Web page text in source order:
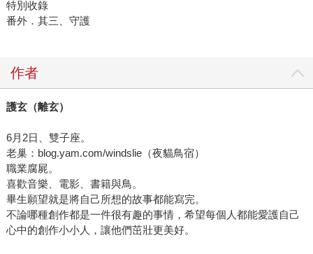
特別收錄
番外．其三、守護
作者
護玄（離玄）
6月2日、雙子座。
老巢：blog.yam.com/windslie（夜貓鳥宿）
職業腐屍。
喜歡音樂、電影、書籍與鳥。
畢生願望就是將自己所想的故事都能寫完。
不論哪種創作都是一件很有趣的事情，希望每個人都能愛護自己
心中的創作小小人，讓他們茁壯更美好。